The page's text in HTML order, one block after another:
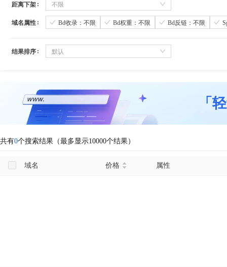
距离下架 不限
域名属性 Bd收录：不限 Bd权重：不限 Bd反链：不限
结果排序 默认
「
共有0个搜索结果（最多显示10000个结果）
域名 价格 属性